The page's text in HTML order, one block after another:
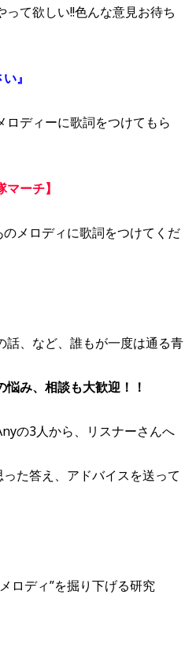
て欲しい!!色んな意見お待ち
』
ディーに歌詞をつけてもら
マーチ】
メロディに歌詞をつけてくだ
話、など、誰もが一度は通る青
み、相談も大歓迎！！
の3人から、リスナーさんへ
た答え、アドバイスを送って
ロディ”を掘り下げる研究